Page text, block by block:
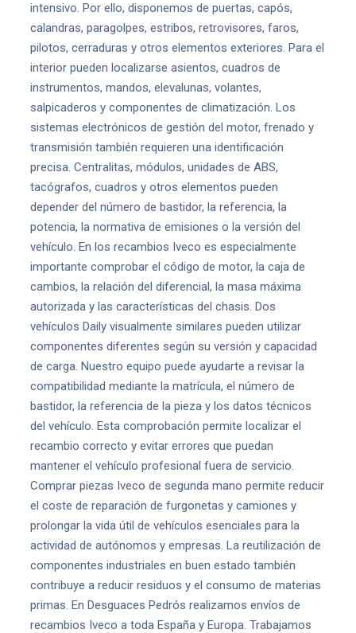
intensivo. Por ello, disponemos de puertas, capós,
calandras, paragolpes, estribos, retrovisores, faros,
pilotos, cerraduras y otros elementos exteriores. Para el
interior pueden localizarse asientos, cuadros de
instrumentos, mandos, elevalunas, volantes,
salpicaderos y componentes de climatización. Los
sistemas electrónicos de gestión del motor, frenado y
transmisión también requieren una identificación
precisa. Centralitas, módulos, unidades de ABS,
tacógrafos, cuadros y otros elementos pueden
depender del número de bastidor, la referencia, la
potencia, la normativa de emisiones o la versión del
vehículo. En los recambios Iveco es especialmente
importante comprobar el código de motor, la caja de
cambios, la relación del diferencial, la masa máxima
autorizada y las características del chasis. Dos
vehículos Daily visualmente similares pueden utilizar
componentes diferentes según su versión y capacidad
de carga. Nuestro equipo puede ayudarte a revisar la
compatibilidad mediante la matrícula, el número de
bastidor, la referencia de la pieza y los datos técnicos
del vehículo. Esta comprobación permite localizar el
recambio correcto y evitar errores que puedan
mantener el vehículo profesional fuera de servicio.
Comprar piezas Iveco de segunda mano permite reducir
el coste de reparación de furgonetas y camiones y
prolongar la vida útil de vehículos esenciales para la
actividad de autónomos y empresas. La reutilización de
componentes industriales en buen estado también
contribuye a reducir residuos y el consumo de materias
primas. En Desguaces Pedrós realizamos envíos de
recambios Iveco a toda España y Europa. Trabajamos